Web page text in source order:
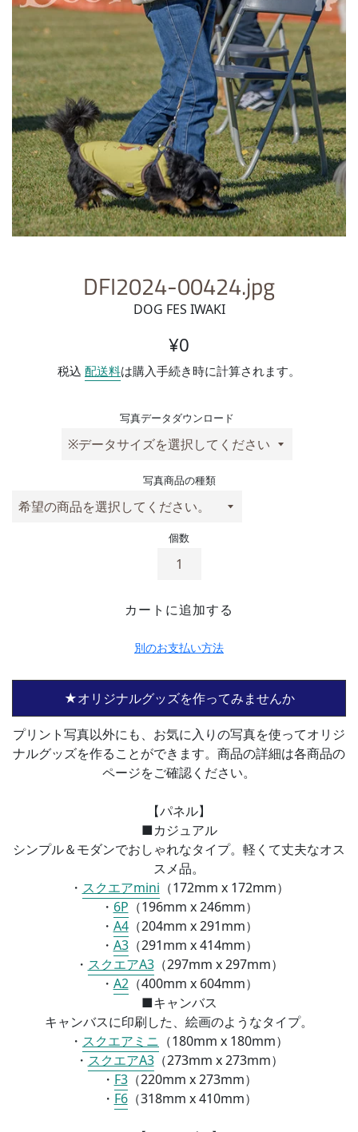
DFI2024-00424.jpg
DOG FES IWAKI
通常価格
¥0
税込 配送料は購入手続き時に計算されます。
写真データダウンロード
写真商品の種類
個数
カートに追加する
別のお支払い方法
★オリジナルグッズを作ってみませんか
プリント写真以外にも、お気に入りの写真を使ってオリジ
ナルグッズを作ることができます。商品の詳細は各商品の
ページをご確認ください。
【パネル】
■カジュアル
シンプル＆モダンでおしゃれなタイプ。軽くて丈夫なオス
スメ品。
・ スクエアmini （172mm x 172mm）
・ 6P （196mm x 246mm）
・ A4（204mm x 291mm）
・ A3（291mm x 414mm）
・ スクエアA3（297mm x 297mm）
・ A2（400mm x 604mm）
■キャンバス
キャンバスに印刷した、絵画のようなタイプ。
・ スクエアミニ （180mm x 180mm）
・ スクエアA3（273mm x 273mm）
・ F3（220mm x 273mm）
・ F6（318mm x 410mm）